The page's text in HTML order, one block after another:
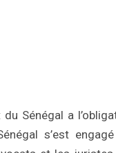
du Sénégal a
s’est